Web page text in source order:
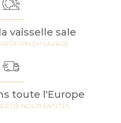
vaisselle sale
DU LAVAGE
toute l'Europe
DE NOS 19 ENTITES